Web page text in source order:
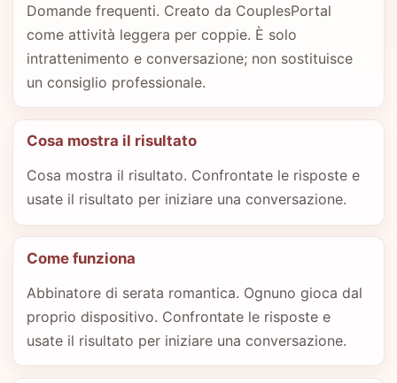
Domande frequenti. Creato da CouplesPortal
come attività leggera per coppie. È solo
intrattenimento e conversazione; non sostituisce
un consiglio professionale.
Cosa mostra il risultato
Cosa mostra il risultato. Confrontate le risposte e
usate il risultato per iniziare una conversazione.
Come funziona
Abbinatore di serata romantica. Ognuno gioca dal
proprio dispositivo. Confrontate le risposte e
usate il risultato per iniziare una conversazione.